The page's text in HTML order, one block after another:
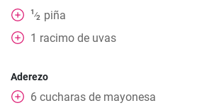
1⁄2
piña
1 racimo de uvas
Aderezo
6 cucharas de mayonesa